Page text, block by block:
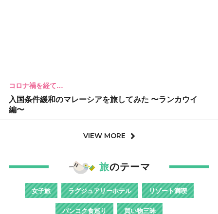
コロナ禍を経て…
入国条件緩和のマレーシアを旅してみた 〜ランカウイ
編〜
VIEW MORE
旅のテーマ
女子旅 ラグジュアリーホテル リゾート満喫
バンコク食巡り 買い物三昧